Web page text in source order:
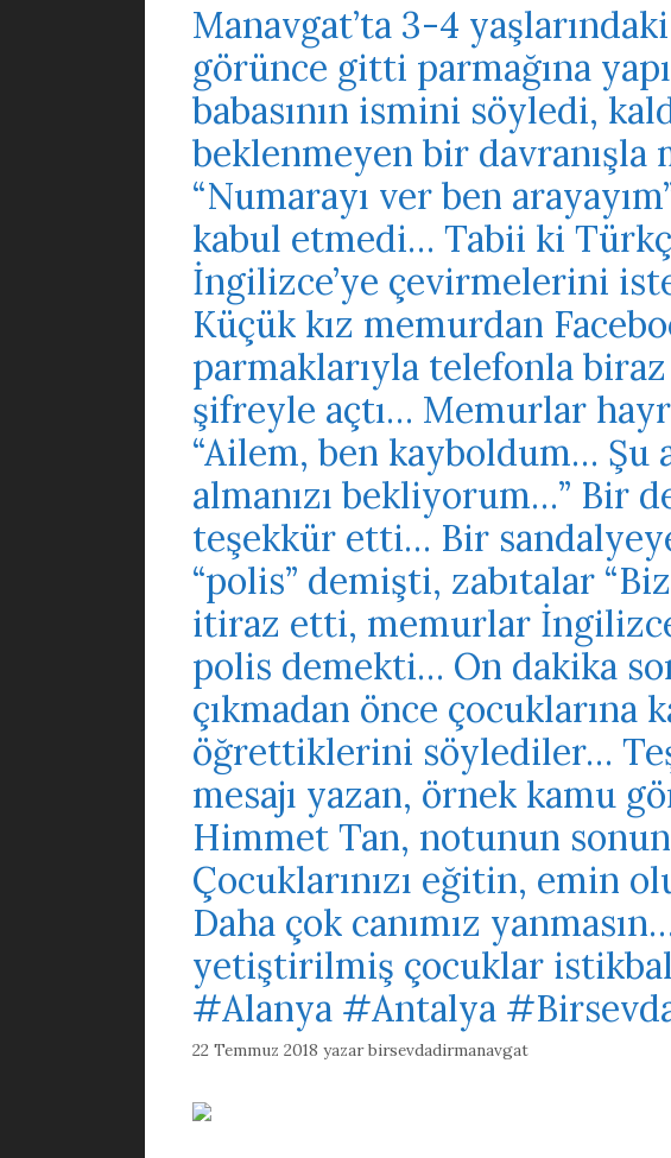
Manavgat’ta 3-4
görünce gitti parmağına
babasının ismini söyledi,
beklenmeyen bir
“Numarayı ver ben
kabul etmedi… Tabii ki
İngilizce’ye çevirmelerini
Küçük kız memurdan
parmaklarıyla telefonla
şifreyle açtı… Memurlar
“Ailem, ben kayboldum…
almanızı bekliyorum…” Bir
teşekkür etti… Bir
“polis” demişti, zabıtalar
itiraz etti, memurlar
polis demekti… On dakika
çıkmadan önce çocuklarına
öğrettiklerini söylediler…
mesajı yazan, örnek kamu
Himmet Tan, notunun
Çocuklarınızı eğitin, emin
Daha çok canımız
yetiştirilmiş çocuklar
#Alanya #Antalya
22 Temmuz 2018 yazarbirsevdadirmanavgat